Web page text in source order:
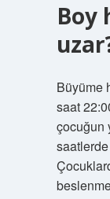
Boy
Büyüme
saat
çocuğun